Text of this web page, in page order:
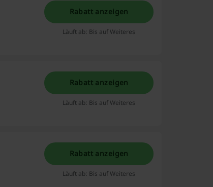
Rabatt anzeigen
Läuft ab: Bis auf Weiteres
Rabatt anzeigen
Läuft ab: Bis auf Weiteres
Rabatt anzeigen
Läuft ab: Bis auf Weiteres